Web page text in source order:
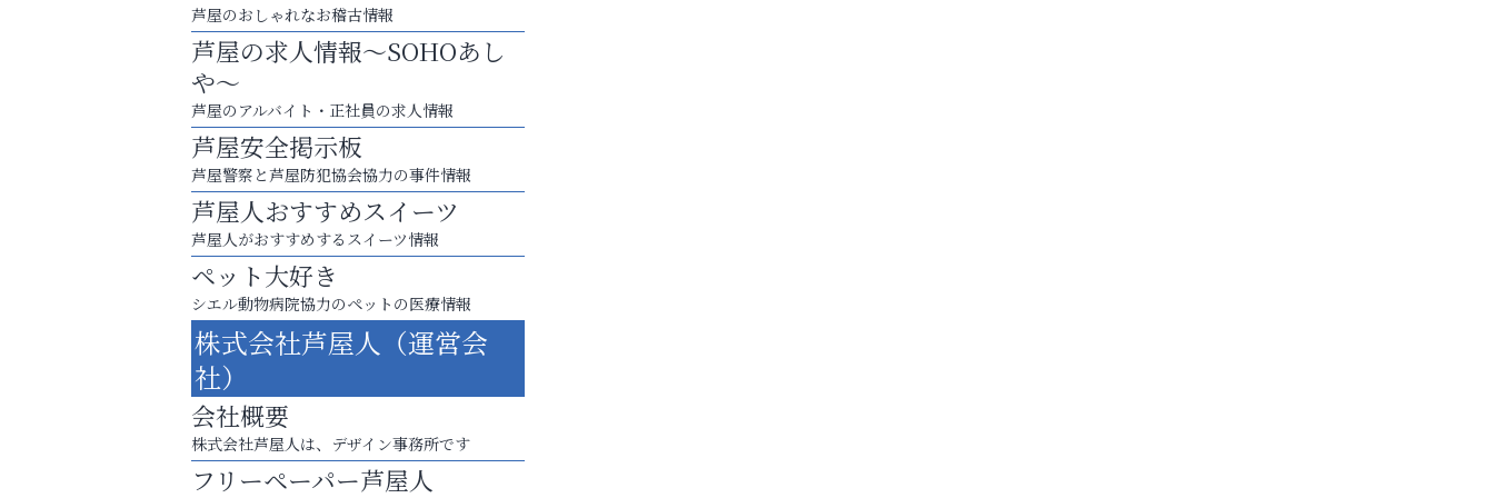
学び方が変われば、成績は変わる。
ラ・ミカ矯正歯科
芦屋のおしゃれなお稽古情報
芦屋の求人情報～SOHOあし
や～
芦屋のアルバイト・正社員の求人情報
芦屋安全掲示板
芦屋警察と芦屋防犯協会協力の事件情報
芦屋人おすすめスイーツ
芦屋人がおすすめするスイーツ情報
ペット大好き
シエル動物病院協力のペットの医療情報
株式会社芦屋人（運営会
社）
会社概要
株式会社芦屋人は、デザイン事務所です
フリーペーパー芦屋人